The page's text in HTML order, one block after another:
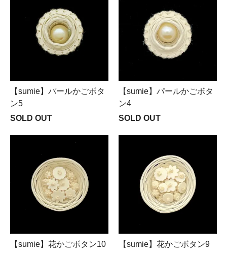
【sumie】パールかごボタ
ン5
SOLD OUT
【sumie】パールかごボタ
ン4
SOLD OUT
【sumie】花かごボタン10
【sumie】花かごボタン9